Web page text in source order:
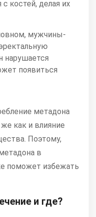
костей, делая их
мужчины-
нарушается
появиться
метадона
как и влияние
Поэтому,
в
поможет избежать
и где?